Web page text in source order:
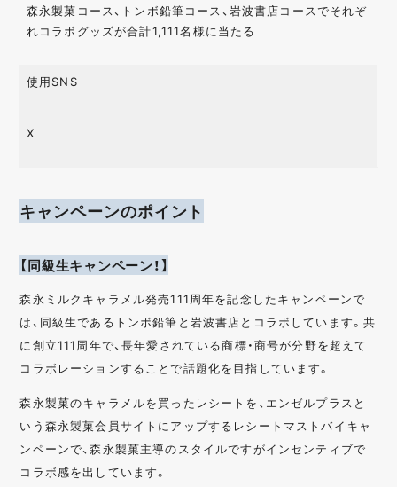
森永製菓コース、トンボ鉛筆コース、岩波書店コースでそれぞ
れコラボグッズが合計1,111名様に当たる
使用SNS
X
キャンペーンのポイント
【同級生キャンペーン！】
森永ミルクキャラメル発売111周年を記念したキャンペーンで
は、同級生であるトンボ鉛筆と岩波書店とコラボしています。共
に創立111周年で、長年愛されている商標・商号が分野を超えて
コラボレーションすることで話題化を目指しています。
森永製菓のキャラメルを買ったレシートを、エンゼルプラスと
いう森永製菓会員サイトにアップするレシートマストバイキャ
ンペーンで、森永製菓主導のスタイルですがインセンティブで
コラボ感を出しています。